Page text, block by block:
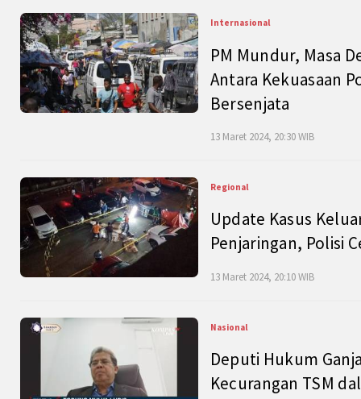
Internasional
PM Mundur, Masa
Antara Kekuasaan
Bersenjata
13 Maret 2024, 20:30 WIB
Regional
Update Kasus
Penjaringan, Polisi
13 Maret 2024, 20:10 WIB
Nasional
Deputi Hukum
Kecurangan TSM